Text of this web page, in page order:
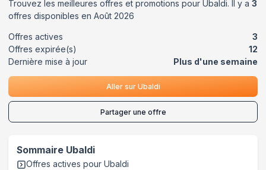
Trouvez les meilleures offres et promotions pour Ubaldi. Il y a 3
offres disponibles en Août 2026
Offres actives
3
Offres expirée(s)
12
Dernière mise à jour
Plus d'une semaine
Aller sur Ubaldi
Partager une offre
Sommaire Ubaldi
Offres actives pour Ubaldi